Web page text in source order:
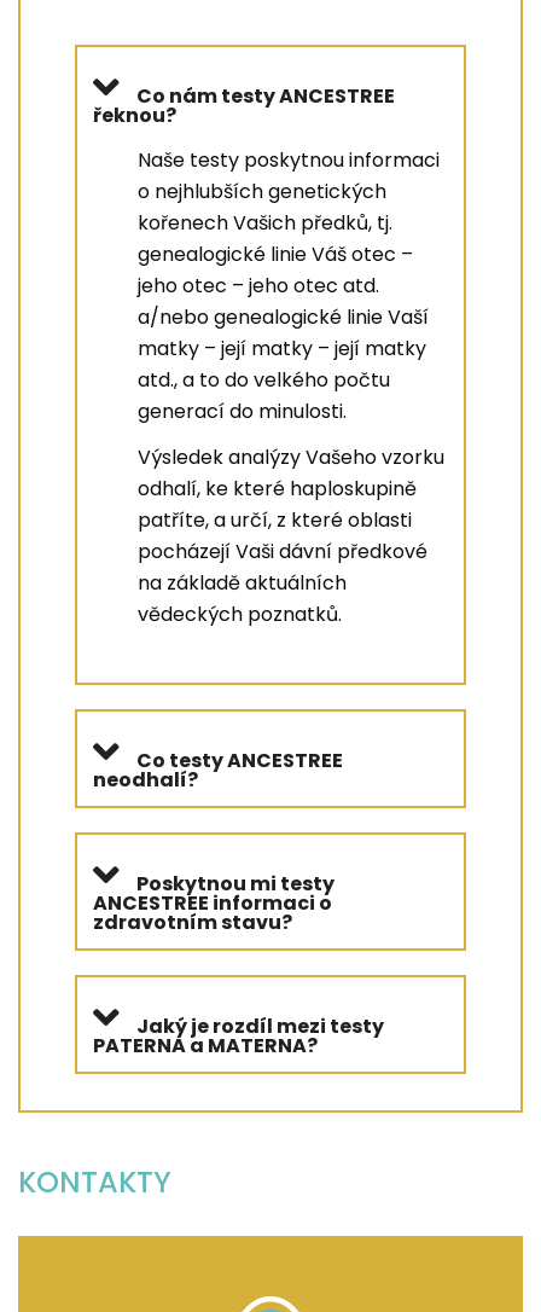
Co nám testy ANCESTREE
řeknou?
Naše testy poskytnou informaci
o nejhlubších genetických
kořenech Vašich předků, tj.
genealogické linie Váš otec –
jeho otec – jeho otec atd.
a/nebo genealogické linie Vaší
matky – její matky – její matky
atd., a to do velkého počtu
generací do minulosti.
Výsledek analýzy Vašeho vzorku
odhalí, ke které haploskupině
patříte, a určí, z které oblasti
pocházejí Vaši dávní předkové
na základě aktuálních
vědeckých poznatků.
Co testy ANCESTREE
neodhalí?
Poskytnou mi testy
ANCESTREE informaci o
zdravotním stavu?
Jaký je rozdíl mezi testy
PATERNA a MATERNA?
KONTAKTY